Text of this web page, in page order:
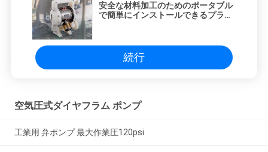
安全な材料加工のためのポータブル
で簡単にインストールできるプラス
続行
空気圧式ダイヤフラム ポンプ
工業用 弁ポンプ 最大作業圧120psi